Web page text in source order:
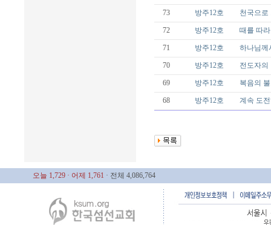
73 방주12호 천국으로
72 방주12호 때를 따
71 방주12호 하나님께
70 방주12호 전도자의
69 방주12호 복음의
68 방주12호 계속 도
오늘 1,729 · 어제 1,761 · 전체 4,086,764